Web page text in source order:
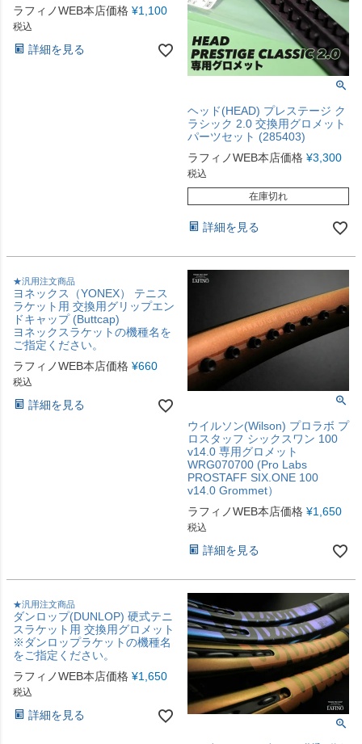
ラフィノWEB本店価格 ¥1,100
税込
詳細を見る
ヘッド(HEAD) プレステージ ク
ラシック 2.0 交換用グロメット
パーツセット (285403)
ラフィノWEB本店価格 ¥3,300
税込
在庫切れ
詳細を見る
★汎用注文商品
ヨネックス（YONEX） テニス
ラケット用 交換用グリップエン
ドキャップ (Buttcap)
ヨネックスラケットの機種名を
ご指定ください。
ラフィノWEB本店価格 ¥660
税込
詳細を見る
ウイルソン(Wilson) プロラボ プ
ロスタッフ シックスワン 100
v14.0 専用グロメット
WRG070700 (Pro Labs
PROSTAFF SIX.ONE 100
v14.0 Grommet）
ラフィノWEB本店価格 ¥1,650
税込
詳細を見る
★汎用注文商品
ダンロップ(DUNLOP) 硬式テニ
スラケット用 交換用グロメット
※ダンロップラケットの機種名
をご指定ください。
ラフィノWEB本店価格 ¥1,650
税込
詳細を見る